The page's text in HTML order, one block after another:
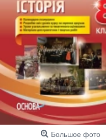
Большое фото